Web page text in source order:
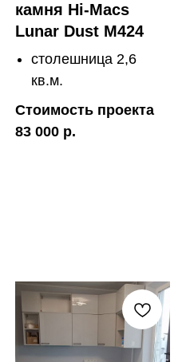
камня Hi-Macs
Lunar Dust M424
столешница 2,6
кв.м.
Стоимость проекта
83 000 р.